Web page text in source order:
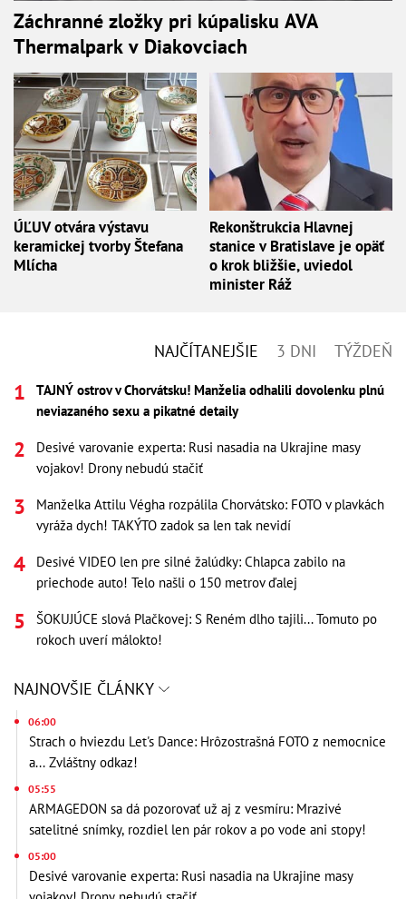
Záchranné zložky pri kúpalisku AVA
Thermalpark v Diakovciach
ÚĽUV otvára výstavu
keramickej tvorby Štefana
Mlícha
Rekonštrukcia Hlavnej
stanice v Bratislave je opäť
o krok bližšie, uviedol
minister Ráž
NAJČÍTANEJŠIE 3 DNI TÝŽDEŇ
TAJNÝ ostrov v Chorvátsku! Manželia odhalili dovolenku plnú
neviazaného sexu a pikatné detaily
Desivé varovanie experta: Rusi nasadia na Ukrajine masy
vojakov! Drony nebudú stačiť
Manželka Attilu Végha rozpálila Chorvátsko: FOTO v plavkách
vyráža dych! TAKÝTO zadok sa len tak nevidí
Desivé VIDEO len pre silné žalúdky: Chlapca zabilo na
priechode auto! Telo našli o 150 metrov ďalej
ŠOKUJÚCE slová Plačkovej: S Reném dlho tajili... Tomuto po
rokoch uverí málokto!
NAJNOVŠIE ČLÁNKY
06:00
Strach o hviezdu Let's Dance: Hrôzostrašná FOTO z nemocnice
a... Zvláštny odkaz!
05:55
ARMAGEDON sa dá pozorovať už aj z vesmíru: Mrazivé
satelitné snímky, rozdiel len pár rokov a po vode ani stopy!
05:00
Desivé varovanie experta: Rusi nasadia na Ukrajine masy